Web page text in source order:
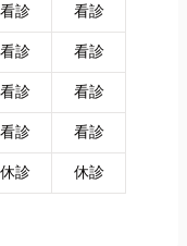
看診
看診
看診
看診
看診
看診
看診
看診
休診 休診